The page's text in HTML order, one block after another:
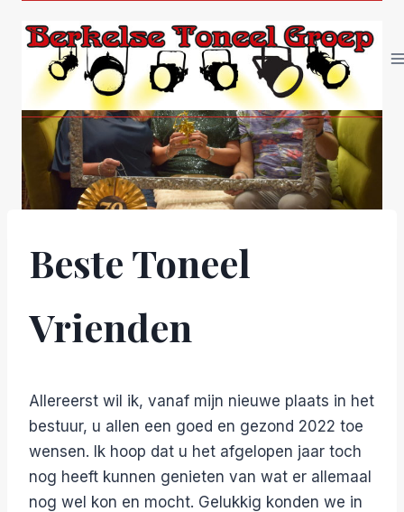
naar
inhoud
Beste Toneel
Vrienden
Allereerst wil ik, vanaf mijn nieuwe plaats in het
bestuur, u allen een goed en gezond 2022 toe
wensen. Ik hoop dat u het afgelopen jaar toch
nog heeft kunnen genieten van wat er allemaal
nog wel kon en mocht. Gelukkig konden we in